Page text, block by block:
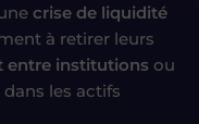
crise de liquidité
à retirer leurs
entre institutions ou
les actifs